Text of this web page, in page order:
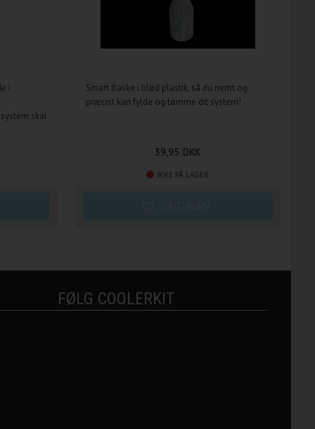
i
skal
Smart flaske i blød plastik, så du nemt og
præcist kan fylde og tømme dit system!
39,95 DKK
IKKE PÅ LAGER
FØLG COOLERKIT